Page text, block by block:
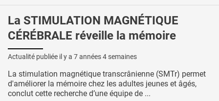
La STIMULATION MAGNÉTIQUE
CÉRÉBRALE réveille la mémoire
Actualité publiée il y a 7 années 4 semaines
La stimulation magnétique transcrânienne (SMTr) permet
d'améliorer la mémoire chez les adultes jeunes et âgés,
conclut cette recherche d’une équipe de ...